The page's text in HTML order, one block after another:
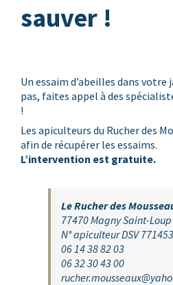
sauver !
Un essaim d’abeilles dans votre
pas, faites appel à des
!
Les apiculteurs du Rucher des
afin de récupérer les essaims.
L’intervention est gratuite.
Le Rucher des
77470 Magny Saint-Loup
N° apiculteur DSV 771453
06 14 38 82 03
06 32 30 43 00